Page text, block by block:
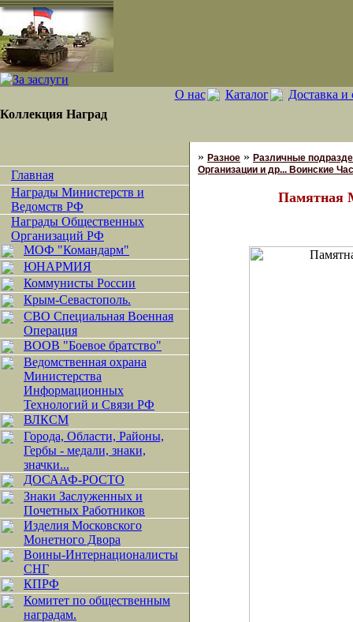
Коллекция Наград
О нас Каталог Доставка и
Главная
Награды Министерств и
Ведомств РФ
Награды Общественных
Организаций РФ
МОФ "Командарм"
ЮНАРМИЯ
Коммунисты России
Крым-Севастополь.
СВО Специальная Военная
Операция
ВООВ "Боевое братство"
Ведомственная охрана
Министерства
Информационных
Технологий и Связи РФ
ВЛКСМ
Города, Области, Районы,
Гербы - медали, знаки,
значки...
ДОСААФ-РОСТО
Знаки Заслуженных и
Почетных Работников
Изделия Московского
Монетного Двора
Воины-Интернационалисты
СНГ
КПРФ
Комитет по общественным
наградам.
» Разное » Различные
Организации и др... Воинские
Памятная